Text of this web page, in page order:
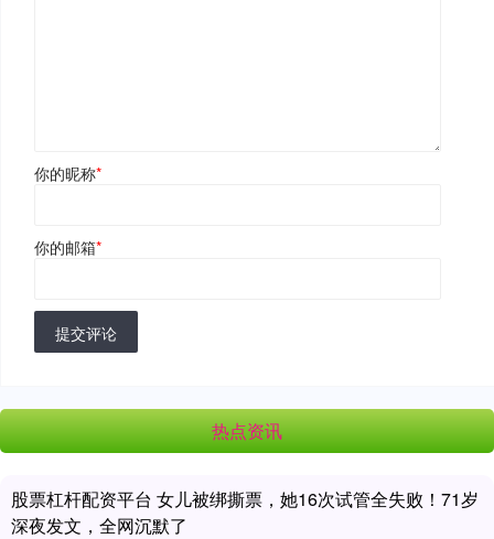
你的昵称*
你的邮箱*
提交评论
热点资讯
股票杠杆配资平台 女儿被绑撕票，她16次试管全失败！71岁
深夜发文，全网沉默了